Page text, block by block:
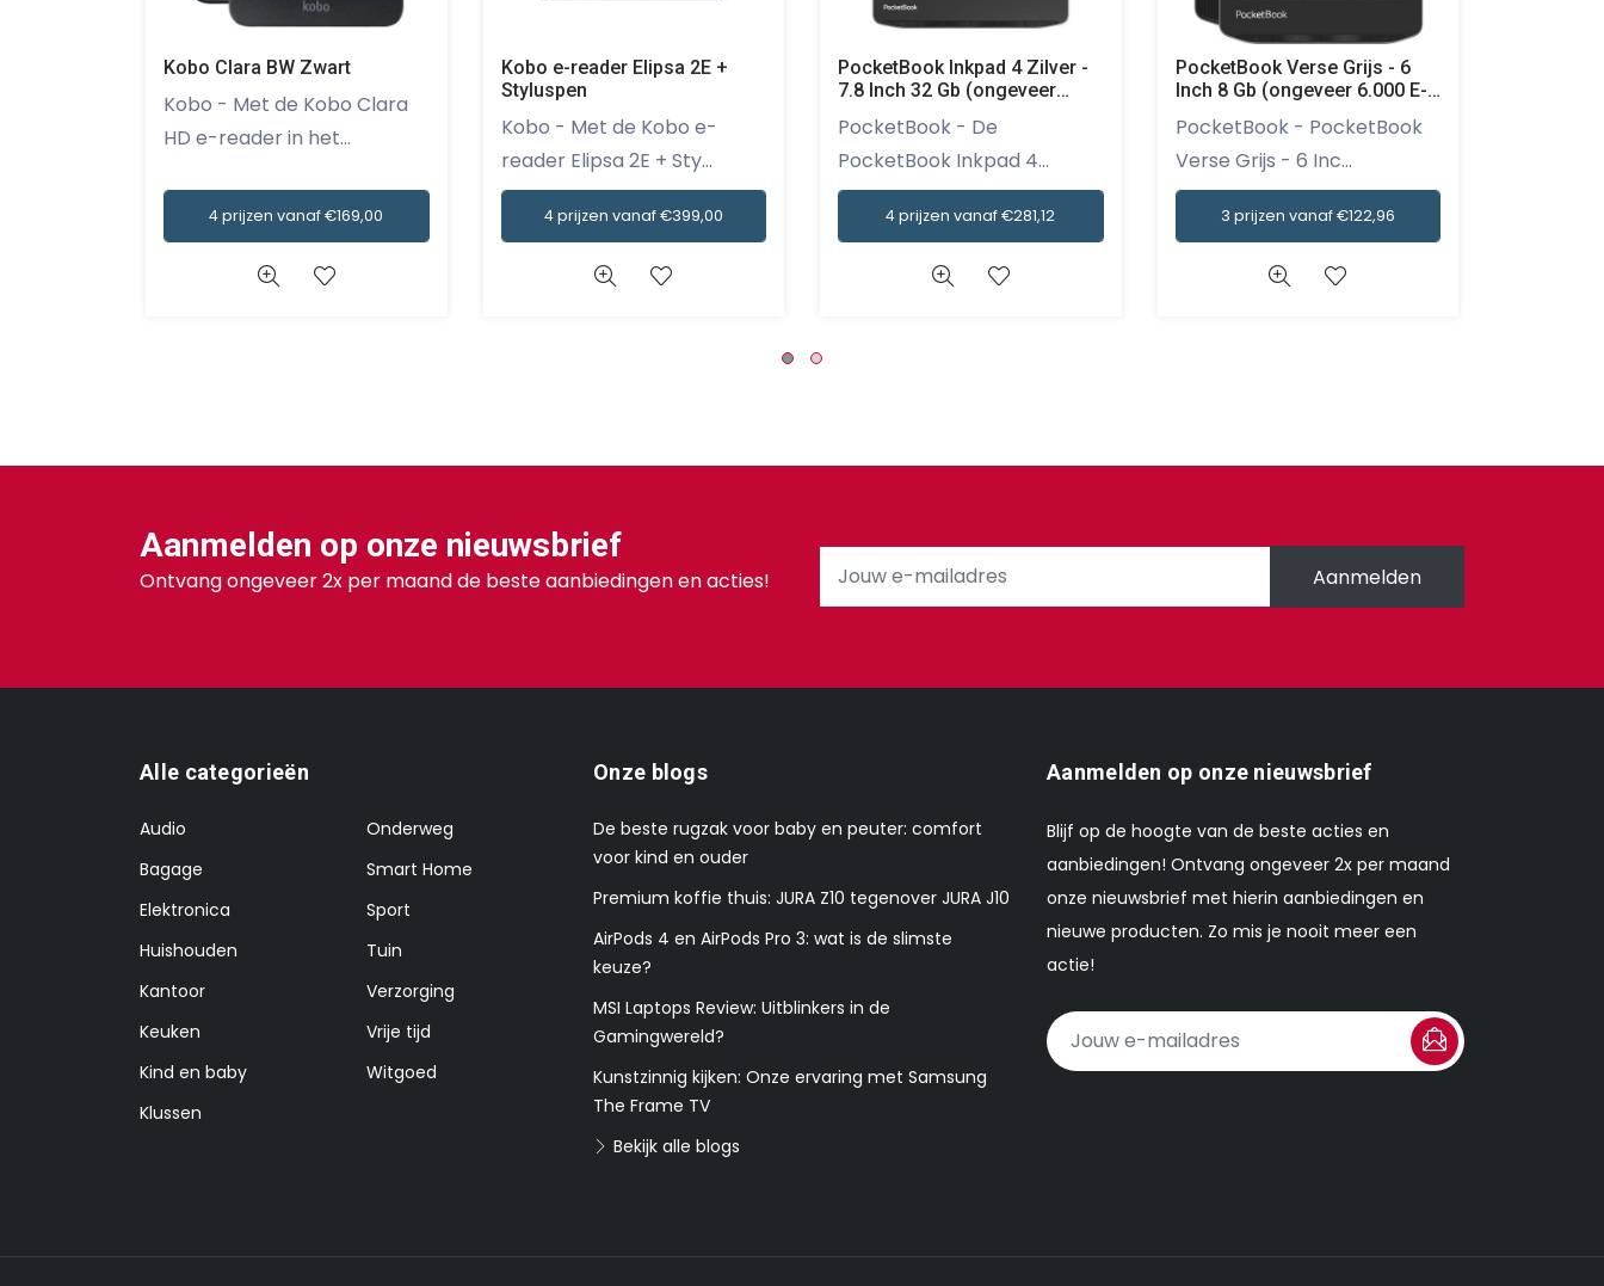
Kobo Clara BW Zwart
Kobo - Met de Kobo Clara
HD e-reader in het...
4 prijzen vanaf €169,00
Kobo e-reader Elipsa 2E +
Styluspen
Kobo - Met de Kobo e-
reader Elipsa 2E + Sty...
4 prijzen vanaf €399,00
PocketBook Inkpad 4 Zilver -
7.8 Inch 32 Gb (ongeveer
Spatwaterbestendig
PocketBook - De
PocketBook Inkpad 4
Zilver...
4 prijzen vanaf €281,12
PocketBook Verse Grijs - 6
Inch 8 Gb (ongeveer 6.000 E-
PocketBook - PocketBook
Verse Grijs - 6 Inc...
3 prijzen vanaf €122,96
Aanmelden op onze nieuwsbrief
Ontvang ongeveer 2x per maand de beste aanbiedingen en acties! Aanmelden
Alle categorieën
Audio
Bagage
Elektronica
Huishouden
Kantoor
Keuken
Kind en baby
Klussen
Onderweg
Smart Home
Sport
Tuin
Verzorging
Vrije tijd
Witgoed
Onze blogs
De beste rugzak voor baby en peuter: comfort
voor kind en ouder
Premium koffie thuis: JURA Z10 tegenover JURA J10
AirPods 4 en AirPods Pro 3: wat is de slimste
keuze?
MSI Laptops Review: Uitblinkers in de
Gamingwereld?
Kunstzinnig kijken: Onze ervaring met Samsung
The Frame TV
Bekijk alle blogs
Aanmelden op onze nieuwsbrief
Blijf op de hoogte van de beste acties en
aanbiedingen! Ontvang ongeveer 2x per maand
onze nieuwsbrief met hierin aanbiedingen en
nieuwe producten. Zo mis je nooit meer een
actie!